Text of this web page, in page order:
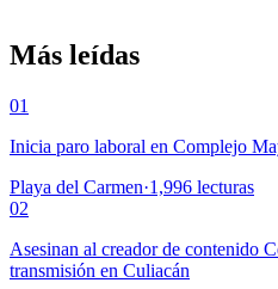
Más leídas
01
Inicia paro laboral en Complejo
Playa del Carmen·1,996 lecturas
02
Asesinan al creador de contenido
transmisión en Culiacán